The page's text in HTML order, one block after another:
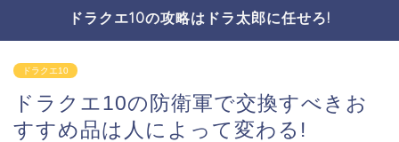
ドラクエ10の攻略はドラ太郎に任せろ!
ドラクエ10
ドラクエ10の防衛軍で交換すべきお
すすめ品は人によって変わる!